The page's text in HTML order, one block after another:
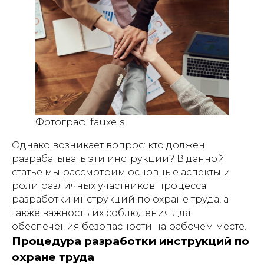
Фотограф: fauxels
Однако возникает вопрос: кто должен
разрабатывать эти инструкции? В данной
статье мы рассмотрим основные аспекты и
роли различных участников процесса
разработки инструкций по охране труда, а
также важность их соблюдения для
обеспечения безопасности на рабочем месте.
Процедура разработки инструкций по
охране труда